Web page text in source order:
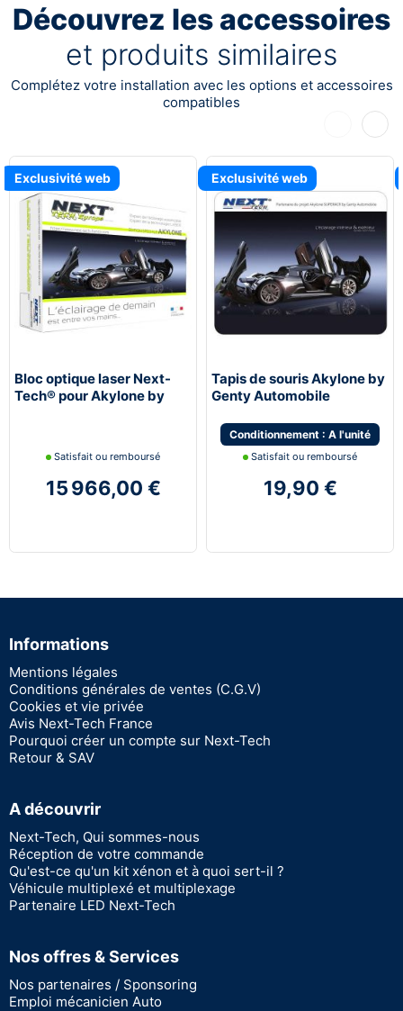
Découvrez les accessoires
et produits similaires
Complétez votre installation avec les options et accessoires
compatibles
Précédent
Exclusivité web
Bloc optique laser Next-
Tech® pour Akylone by
Satisfait ou remboursé
15 966,00 €
Exclusivité web
Tapis de souris Akylone by
Genty Automobile
Conditionnement : A l'unité
Satisfait ou remboursé
19,90 €
Informations
Mentions légales
Conditions générales de ventes (C.G.V)
Cookies et vie privée
Avis Next-Tech France
Pourquoi créer un compte sur Next-Tech
Retour & SAV
A découvrir
Next-Tech, Qui sommes-nous
Réception de votre commande
Qu'est-ce qu'un kit xénon et à quoi sert-il ?
Véhicule multiplexé et multiplexage
Partenaire LED Next-Tech
Nos offres & Services
Nos partenaires / Sponsoring
Emploi mécanicien Auto